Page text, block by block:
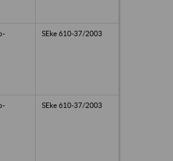
SEke 610-37/2003
SEke 610-37/2003